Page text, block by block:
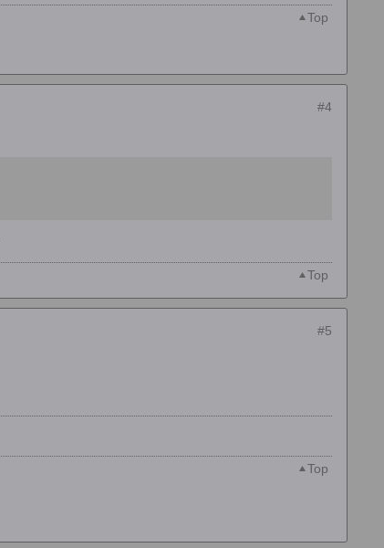
Top
#4
Top
#5
Top